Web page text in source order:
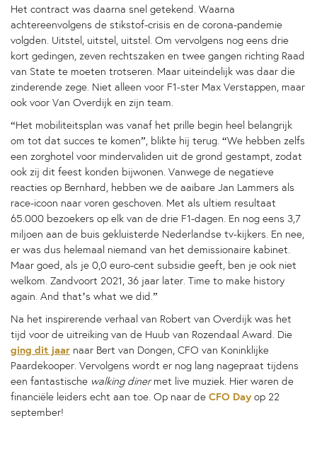
Het contract was daarna snel getekend. Waarna
achtereenvolgens de stikstof-crisis en de corona-pandemie
volgden. Uitstel, uitstel, uitstel. Om vervolgens nog eens drie
kort gedingen, zeven rechtszaken en twee gangen richting Raad
van State te moeten trotseren. Maar uiteindelijk was daar die
zinderende zege. Niet alleen voor F1-ster Max Verstappen, maar
ook voor Van Overdijk en zijn team.
“Het mobiliteitsplan was vanaf het prille begin heel belangrijk
om tot dat succes te komen”, blikte hij terug. “We hebben zelfs
een zorghotel voor mindervaliden uit de grond gestampt, zodat
ook zij dit feest konden bijwonen. Vanwege de negatieve
reacties op Bernhard, hebben we de aaibare Jan Lammers als
race-icoon naar voren geschoven. Met als ultiem resultaat
65.000 bezoekers op elk van de drie F1-dagen. En nog eens 3,7
miljoen aan de buis gekluisterde Nederlandse tv-kijkers. En nee,
er was dus helemaal niemand van het demissionaire kabinet.
Maar goed, als je 0,0 euro-cent subsidie geeft, ben je ook niet
welkom. Zandvoort 2021, 36 jaar later. Time to make history
again. And that’s what we did.”
Na het inspirerende verhaal van Robert van Overdijk was het
tijd voor de uitreiking van de Huub van Rozendaal Award. Die
ging dit jaar naar Bert van Dongen, CFO van Koninklijke
Paardekooper. Vervolgens wordt er nog lang nagepraat tijdens
een fantastische walking dinermet live muziek. Hier waren de
financiële leiders echt aan toe. Op naar de CFO Dayop 22
september!